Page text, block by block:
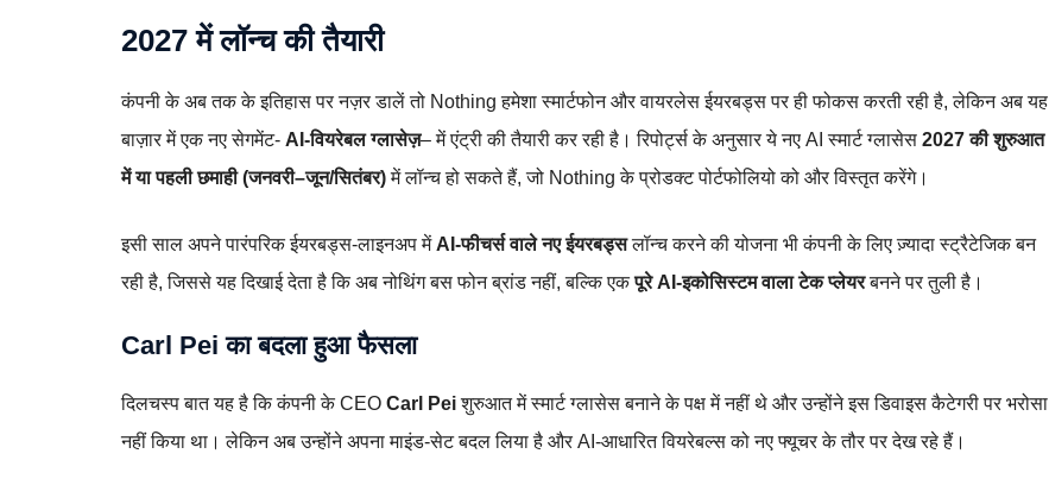
2027 में लॉन्च की तैयारी
कंपनी के अब तक के इतिहास पर नज़र डालें तो Nothing हमेशा स्मार्टफोन और वायरलेस ईयरबड्स पर ही फोकस करती रही है, लेकिन अब यह
बाज़ार में एक नए सेगमेंट- AI‑वियरेबल ग्लासेज़– में एंट्री की तैयारी कर रही है। रिपोर्ट्स के अनुसार ये नए AI स्मार्ट ग्लासेस 2027 की शुरुआत
में या पहली छमाही (जनवरी–जून/सितंबर)में लॉन्च हो सकते हैं, जो Nothing के प्रोडक्ट पोर्टफोलियो को और विस्तृत करेंगे।
इसी साल अपने पारंपरिक ईयरबड्स‑लाइनअप में AI‑फीचर्स वाले नए ईयरबड्सलॉन्च करने की योजना भी कंपनी के लिए ज़्यादा स्ट्रैटेजिक बन
रही है, जिससे यह दिखाई देता है कि अब नोथिंग बस फोन ब्रांड नहीं, बल्कि एकपूरे AI‑इकोसिस्टम वाला टेक प्लेयरबनने पर तुली है।
Carl Pei का बदला हुआ फैसला
दिलचस्प बात यह है कि कंपनी के CEO Carl Peiशुरुआत में स्मार्ट ग्लासेस बनाने के पक्ष में नहीं थे और उन्होंने इस डिवाइस कैटेगरी पर भरोसा
नहीं किया था। लेकिन अब उन्होंने अपना माइंड‑सेट बदल लिया है और AI‑आधारित वियरेबल्स को नए फ्यूचर के तौर पर देख रहे हैं।